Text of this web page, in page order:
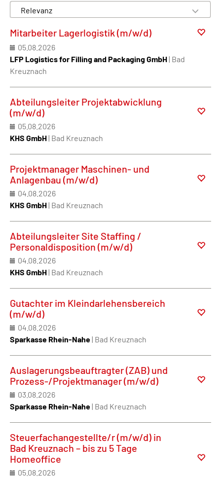
Mitarbeiter Lagerlogistik (m/w/d)
05.08.2026
LFP Logistics for Filling and Packaging GmbH| Bad
Kreuznach
Abteilungsleiter Projektabwicklung
(m/w/d)
05.08.2026
KHS GmbH| Bad Kreuznach
Projektmanager Maschinen- und
Anlagenbau (m/w/d)
04.08.2026
KHS GmbH| Bad Kreuznach
Abteilungsleiter Site Staffing /
Personaldisposition (m/w/d)
04.08.2026
KHS GmbH| Bad Kreuznach
Gutachter im Kleindarlehensbereich
(m/w/d)
04.08.2026
Sparkasse Rhein-Nahe| Bad Kreuznach
Auslagerungsbeauftragter (ZAB) und
Prozess-/Projektmanager (m/w/d)
03.08.2026
Sparkasse Rhein-Nahe| Bad Kreuznach
Steuerfachangestellte/r (m/w/d) in
Bad Kreuznach – bis zu 5 Tage
Homeoffice
05.08.2026